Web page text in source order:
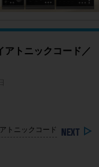
トニックコード／
トニックコード